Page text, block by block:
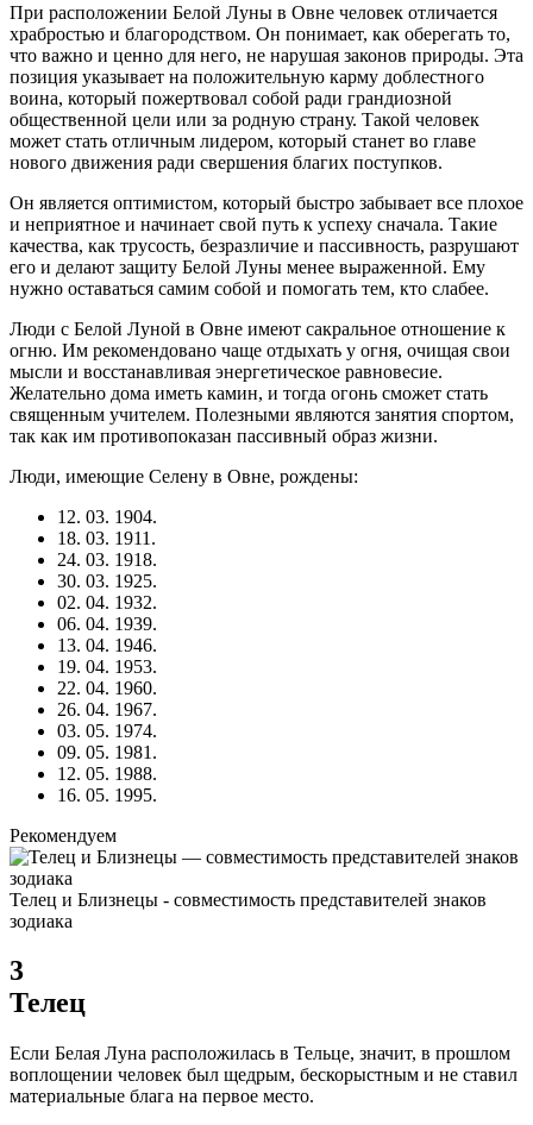
При расположении Белой Луны в Овне человек отличается
храбростью и благородством. Он понимает, как оберегать то,
что важно и ценно для него, не нарушая законов природы. Эта
позиция указывает на положительную карму доблестного
воина, который пожертвовал собой ради грандиозной
общественной цели или за родную страну. Такой человек
может стать отличным лидером, который станет во главе
нового движения ради свершения благих поступков.
Он является оптимистом, который быстро забывает все плохое
и неприятное и начинает свой путь к успеху сначала. Такие
качества, как трусость, безразличие и пассивность, разрушают
его и делают защиту Белой Луны менее выраженной. Ему
нужно оставаться самим собой и помогать тем, кто слабее.
Люди с Белой Луной в Овне имеют сакральное отношение к
огню. Им рекомендовано чаще отдыхать у огня, очищая свои
мысли и восстанавливая энергетическое равновесие.
Желательно дома иметь камин, и тогда огонь сможет стать
священным учителем. Полезными являются занятия спортом,
так как им противопоказан пассивный образ жизни.
Люди, имеющие Селену в Овне, рождены:
12. 03. 1904.
18. 03. 1911.
24. 03. 1918.
30. 03. 1925.
02. 04. 1932.
06. 04. 1939.
13. 04. 1946.
19. 04. 1953.
22. 04. 1960.
26. 04. 1967.
03. 05. 1974.
09. 05. 1981.
12. 05. 1988.
16. 05. 1995.
Рекомендуем
Телец и Близнецы - совместимость представителей знаков
зодиака
3
Телец
Если Белая Луна расположилась в Тельце, значит, в прошлом
воплощении человек был щедрым, бескорыстным и не ставил
материальные блага на первое место.